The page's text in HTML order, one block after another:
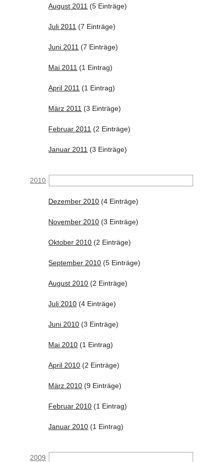
August 2011 (5 Einträge)
Juli 2011 (7 Einträge)
Juni 2011 (7 Einträge)
Mai 2011 (1 Eintrag)
April 2011 (1 Eintrag)
März 2011 (3 Einträge)
Februar 2011 (2 Einträge)
Januar 2011 (3 Einträge)
2010
Dezember 2010 (4 Einträge)
November 2010 (3 Einträge)
Oktober 2010 (2 Einträge)
September 2010 (5 Einträge)
August 2010 (2 Einträge)
Juli 2010 (4 Einträge)
Juni 2010 (3 Einträge)
Mai 2010 (1 Eintrag)
April 2010 (2 Einträge)
März 2010 (9 Einträge)
Februar 2010 (1 Eintrag)
Januar 2010 (1 Eintrag)
2009